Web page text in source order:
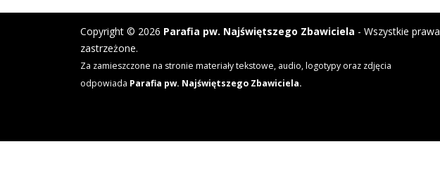
Copyright © 2026 Parafia pw. Najświętszego Zbawiciela - Wszystkie prawa
zastrzeżone.
Za zamieszczone na stronie materiały tekstowe, audio, logotypy oraz zdjęcia
odpowiada Parafia pw. Najświętszego Zbawiciela.